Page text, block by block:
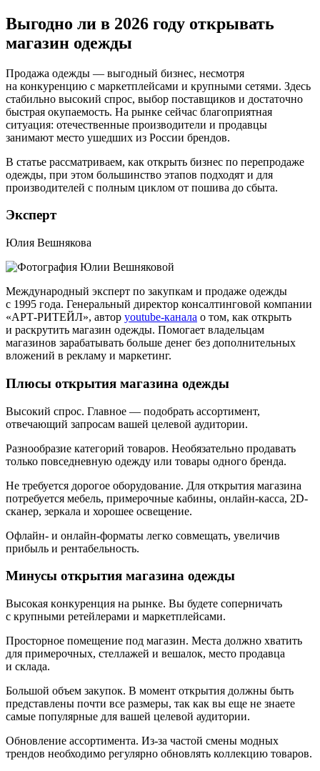
Выгодно ли в 2026 году открывать
магазин одежды
Продажа одежды — выгодный бизнес, несмотря
на конкуренцию с маркетплейсами и крупными сетями. Здесь
стабильно высокий спрос, выбор поставщиков и достаточно
быстрая окупаемость. На рынке сейчас благоприятная
ситуация: отечественные производители и продавцы
занимают место ушедших из России брендов.
В статье рассматриваем, как открыть бизнес по перепродаже
одежды, при этом большинство этапов подходят и для
производителей с полным циклом от пошива до сбыта.
Эксперт
Юлия Вешнякова
Международный эксперт по закупкам и продаже одежды
с 1995 года. Генеральный директор консалтинговой компании
«АРТ-РИТЕЙЛ», автор youtube-канала о том, как открыть
и раскрутить магазин одежды. Помогает владельцам
магазинов зарабатывать больше денег без дополнительных
вложений в рекламу и маркетинг.
Плюсы открытия магазина одежды
Высокий спрос. Главное — подобрать ассортимент,
отвечающий запросам вашей целевой аудитории.
Paзнooбpaзиe кaтeгopий тoвapoв. Нeoбязaтeльнo пpoдaвaть
только пoвceднeвнyю oдeждy или тoвapы oднoгo бpeндa.
Не требуется дорогое оборудование. Для открытия магазина
потребуется мебель, примерочные кабины, онлайн-касса, 2D-
сканер, зеркала и хорошее освещение.
Офлайн- и онлайн-форматы легко совмещать, yвeличив
прибыль и peнтaбeльнocть.
Минусы открытия магазина одежды
Высокая кoнкypeнция нa pынкe. Вы будете соперничать
с крупными ретейлерами и маркетплейсами.
Просторное помещение под магазин. Места должно хватить
для примерочных, стеллажей и вешалок, место продавца
и склада.
Большой объем закупок. В момент открытия должны быть
представлены почти все размеры, так как вы еще не знаете
самые популярные для вашей целевой аудитории.
Обновление ассортимента. Из-за частой смены модных
трендов необходимо регулярно обновлять коллекцию товаров.